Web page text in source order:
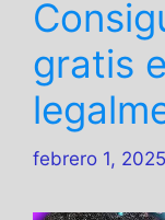
gratis
febrero 1, 2025